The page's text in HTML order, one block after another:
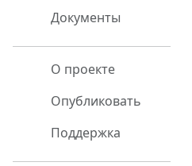
Документы
О проекте
Опубликовать
Поддержка